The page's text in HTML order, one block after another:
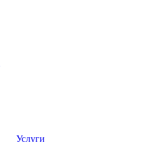
Услуги